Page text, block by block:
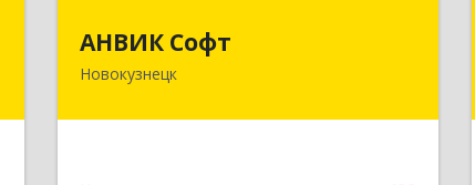
АНВИК Софт
Новокузнецк654079, Кемеровская область -